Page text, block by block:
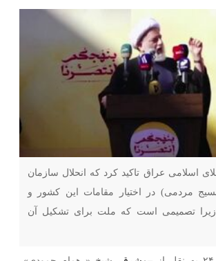
اسلامی عراق تاکید کرد که انحلال سازمان
مردمی) در اختیار مقامات این کشور و
تصمیمی است که ملت برای تشکیل آن